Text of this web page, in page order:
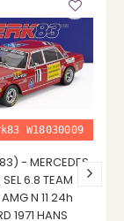
W18030009
- MERCEDES
6.8 TEAM
N 11 24h
1971 HANS